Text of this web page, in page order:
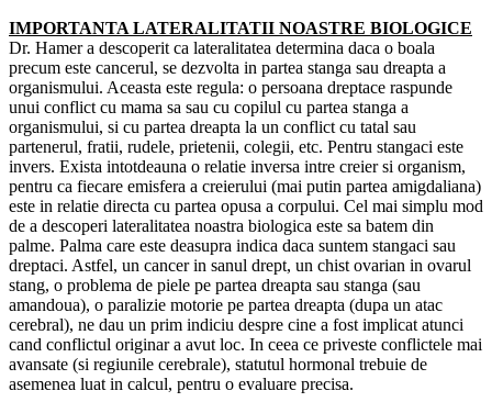
IMPORTANTA LATERALITATII NOASTRE BIOLOGICE
Dr. Hamer a descoperit ca lateralitatea determina daca o boala
precum este cancerul, se dezvolta in partea stanga sau dreapta a
organismului. Aceasta este regula: o persoana dreptace raspunde
unui conflict cu mama sa sau cu copilul cu partea stanga a
organismului, si cu partea dreapta la un conflict cu tatal sau
partenerul, fratii, rudele, prietenii, colegii, etc. Pentru stangaci este
invers. Exista intotdeauna o relatie inversa intre creier si organism,
pentru ca fiecare emisfera a creierului (mai putin partea amigdaliana)
este in relatie directa cu partea opusa a corpului. Cel mai simplu mod
de a descoperi lateralitatea noastra biologica este sa batem din
palme. Palma care este deasupra indica daca suntem stangaci sau
dreptaci. Astfel, un cancer in sanul drept, un chist ovarian in ovarul
stang, o problema de piele pe partea dreapta sau stanga (sau
amandoua), o paralizie motorie pe partea dreapta (dupa un atac
cerebral), ne dau un prim indiciu despre cine a fost implicat atunci
cand conflictul originar a avut loc. In ceea ce priveste conflictele mai
avansate (si regiunile cerebrale), statutul hormonal trebuie de
asemenea luat in calcul, pentru o evaluare precisa.